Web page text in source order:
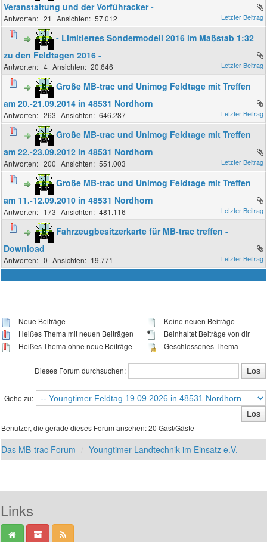
Veranstaltung und der Vorführacker -
21 57.012
- Limitiertes Sondermodell 2016 im Maßstab 1:32
zu den Feldtagen 2016 -
4 20.646
Große MB-trac und Unimog Feldtage mit Treffen
am 20.-21.09.2014 in 48531 Nordhorn
263 646.287
Große MB-trac und Unimog Feldtage mit Treffen
am 22.-23.09.2012 in 48531 Nordhorn
200 551.003
Große MB-trac und Unimog Feldtage mit Treffen
am 11.-12.09.2010 in 48531 Nordhorn
173 481.116
Fahrzeugbesitzerkarte für MB-trac treffen -
Download
0 19.771
Neue Beiträge
Heißes Thema mit neuen Beiträgen
Heißes Thema ohne neue Beiträge
Keine neuen Beiträge
Beinhaltet Beiträge von dir
Geschlossenes Thema
Dieses Forum durchsuchen:
Gehe zu:
Benutzer, die gerade dieses Forum ansehen: 20 Gast/Gäste
Das MB-trac Forum Youngtimer Landtechnik im Einsatz e.V.
Links